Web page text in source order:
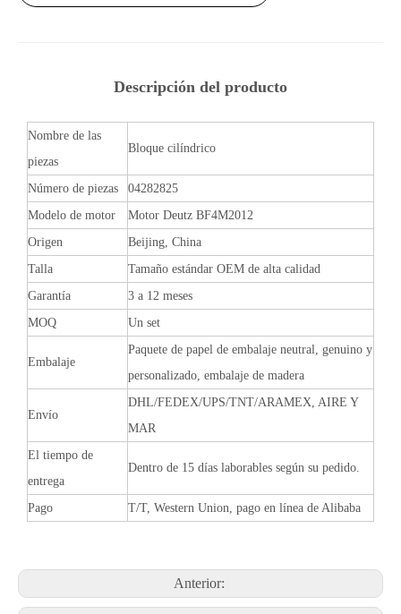
Descripción del producto
Nombre de las
piezas
Bloque cilíndrico
Número de piezas
04282825
Modelo de motor
Motor Deutz BF4M2012
Origen
Beijing, China
Talla
Tamaño estándar OEM de alta calidad
Garantía
3 a 12 meses
MOQ
Un set
Embalaje
Paquete de papel de embalaje neutral, genuino y
personalizado, embalaje de madera
Envío
DHL/FEDEX/UPS/TNT/ARAMEX, AIRE Y
MAR
El tiempo de
entrega
Dentro de 15 días laborables según su pedido.
Pago T/T, Western Union, pago en línea de Alibaba
Anterior: